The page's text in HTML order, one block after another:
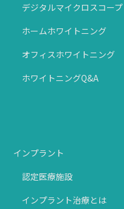
デジタルマイクロスコープ
ホームホワイトニング
オフィスホワイトニング
ホワイトニングQ&A
インプラント
認定医療施設
インプラント治療とは